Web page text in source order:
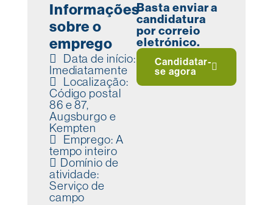
Informações
sobre o
emprego
Data de início:
Imediatamente
Localização:
Código postal
86 e 87,
Augsburgo e
Kempten
Emprego: A
tempo inteiro
Domínio de
atividade:
Serviço de
campo
Basta enviar a
candidatura
por correio
eletrónico.
Candidatar-
se agora